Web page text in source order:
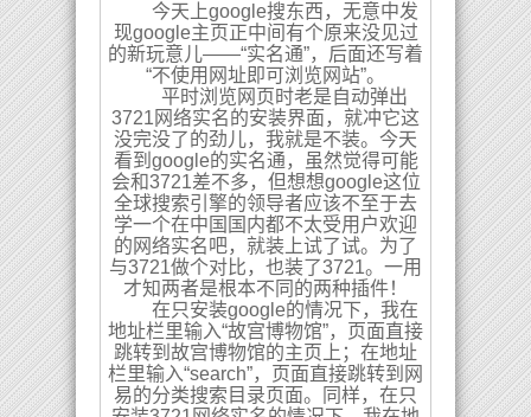
今天上google搜东西，无意中发
现google主页正中间有个原来没见过
的新玩意儿——“实名通”，后面还写着
“不使用网址即可浏览网站”。
平时浏览网页时老是自动弹出
3721网络实名的安装界面，就冲它这
没完没了的劲儿，我就是不装。今天
看到google的实名通，虽然觉得可能
会和3721差不多，但想想google这位
全球搜索引擎的领导者应该不至于去
学一个在中国国内都不太受用户欢迎
的网络实名吧，就装上试了试。为了
与3721做个对比，也装了3721。一用
才知两者是根本不同的两种插件！
在只安装google的情况下，我在
地址栏里输入“故宫博物馆”，页面直接
跳转到故宫博物馆的主页上；在地址
栏里输入“search”，页面直接跳转到网
易的分类搜索目录页面。同样，在只